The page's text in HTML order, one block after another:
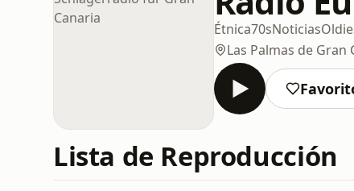
Étnica70sNoticias
Las Palmas de Gran
Lista de Reproducción